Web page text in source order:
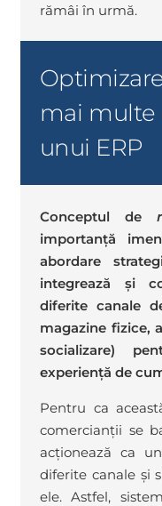
rămâi în urmă.
mai multe
unui ERP
Conceptul de
importanță
abordare
integrează și
diferite canale
magazine fizice,
socializare)
experiență de
Pentru ca
comercianții se
acționează ca
diferite canale și
ele. Astfel,